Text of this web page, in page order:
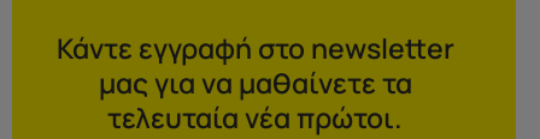
Κάντε εγγραφή στο newsletter
μας για να μαθαίνετε τα
τελευταία νέα πρώτοι.